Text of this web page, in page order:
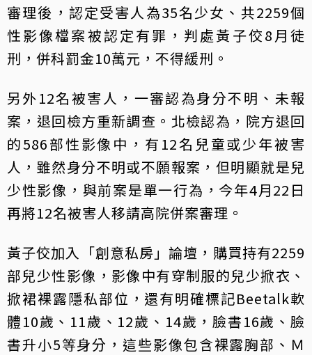
審理後，認定受害人為35名少女、共2259個
性影像檔案被認定有罪，判處黃子佼8月徒
刑，併科罰金10萬元，不得緩刑。
另外12名被害人，一審認為身分不明、未報
案，退回檢方重新調查。北檢認為，院方退回
的586部性影像中，有12名兒童或少年被害
人，雖然身分不明或不願報案，但明顯就是兒
少性影像，與前案是單一行為，今年4月22日
再將12名被害人移請高院併案審理。
黃子佼加入「創意私房」論壇，購買持有2259
部兒少性影像，影像中有穿制服的兒少掀衣、
掀裙裸露隱私部位，還有明確標記Beetalk軟
體10歲、11歲、12歲、14歲，臉書16歲、臉
書升小5等身分，這些影像包含裸露胸部、Ｍ